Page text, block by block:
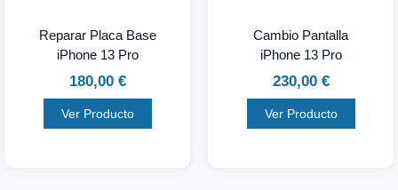
Reparar Placa Base
iPhone 13 Pro
180,00 €
Ver Producto
Cambio Pantalla
iPhone 13 Pro
230,00 €
Ver Producto